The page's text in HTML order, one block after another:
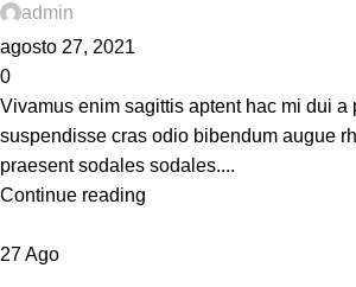
admin
agosto 27, 2021
0
Vivamus enim sagittis aptent hac mi dui a
suspendisse cras odio bibendum augue
praesent sodales sodales....
Continue reading
27Ago